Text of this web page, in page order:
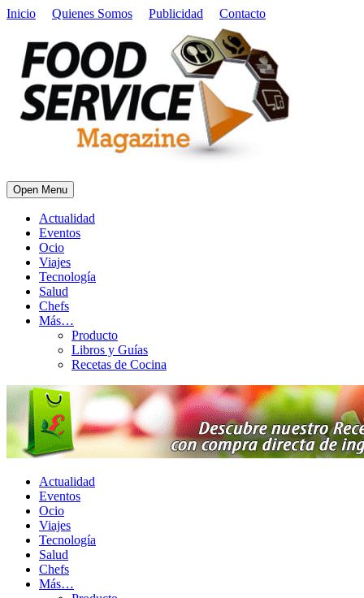
Inicio Quienes Somos Publicidad Contacto
Open Menu
Actualidad
Eventos
Ocio
Viajes
Tecnología
Salud
Chefs
Más…
Producto
Libros y Guías
Recetas de Cocina
Actualidad
Eventos
Ocio
Viajes
Tecnología
Salud
Chefs
Más…